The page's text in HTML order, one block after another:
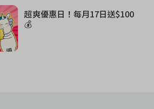
超爽優惠日！每月17日送$100
💰